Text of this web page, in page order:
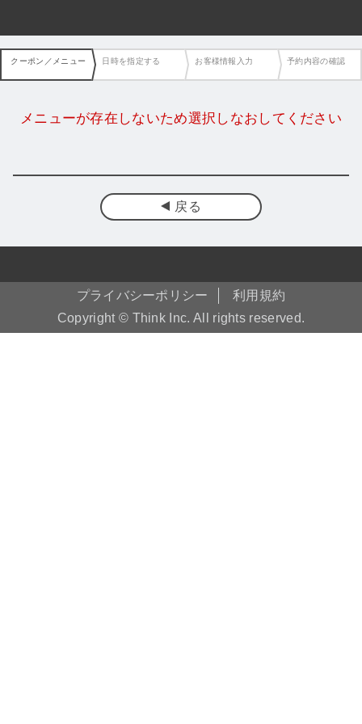
クーポン／メニュー 日時を指定する お客様情報入力 予約内容の確認
メニューが存在しないため選択しなおしてください
戻る
プライバシーポリシー
利用規約
Copyright © Think Inc. All rights reserved.